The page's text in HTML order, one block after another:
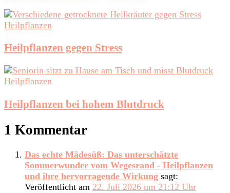
Heilpflanzen
Heilpflanzen gegen Stress
Heilpflanzen
Heilpflanzen bei hohem Blutdruck
1 Kommentar
Das echte Mädesüß: Das unterschätzte
Sommerwunder vom Wegesrand - Heilpflanzen
und ihre hervorragende Wirkung sagt:
Veröffentlicht am 22. Juli 2026 um 21:12 Uhr